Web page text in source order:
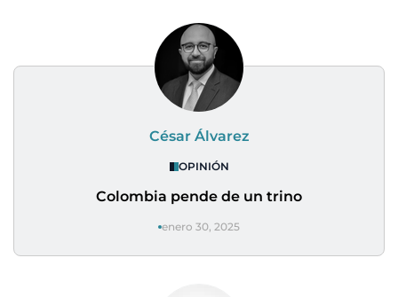
César Álvarez
OPINIÓN
Colombia pende de un trino
enero 30, 2025